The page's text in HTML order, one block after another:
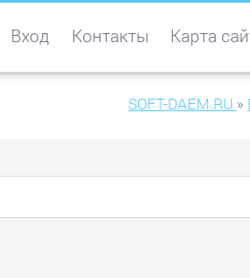
Вход Контакты Карта
SOFT-DAEM.RU »